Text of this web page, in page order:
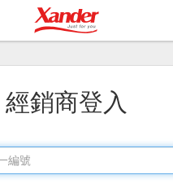
經銷商登入